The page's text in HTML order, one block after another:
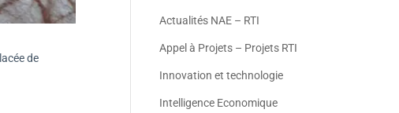
de
Actualités NAE – RTI
Appel à Projets – Projets RTI
Innovation et technologie
Intelligence Economique